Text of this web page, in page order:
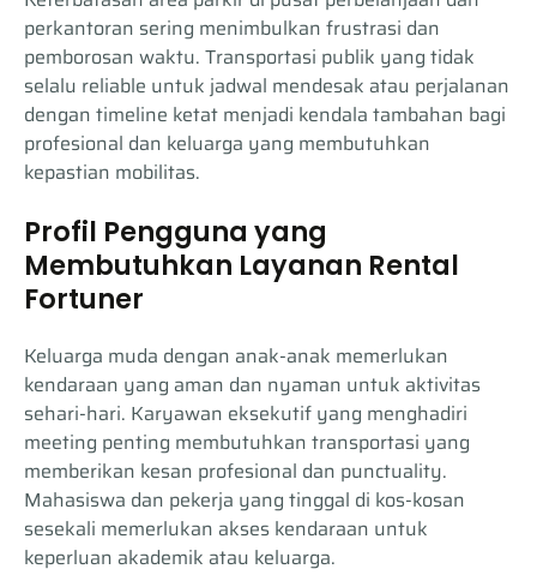
perkantoran sering menimbulkan frustrasi dan
pemborosan waktu. Transportasi publik yang tidak
selalu reliable untuk jadwal mendesak atau perjalanan
dengan timeline ketat menjadi kendala tambahan bagi
profesional dan keluarga yang membutuhkan
kepastian mobilitas.
Profil Pengguna yang
Membutuhkan Layanan Rental
Fortuner
Keluarga muda dengan anak-anak memerlukan
kendaraan yang aman dan nyaman untuk aktivitas
sehari-hari. Karyawan eksekutif yang menghadiri
meeting penting membutuhkan transportasi yang
memberikan kesan profesional dan punctuality.
Mahasiswa dan pekerja yang tinggal di kos-kosan
sesekali memerlukan akses kendaraan untuk
keperluan akademik atau keluarga.